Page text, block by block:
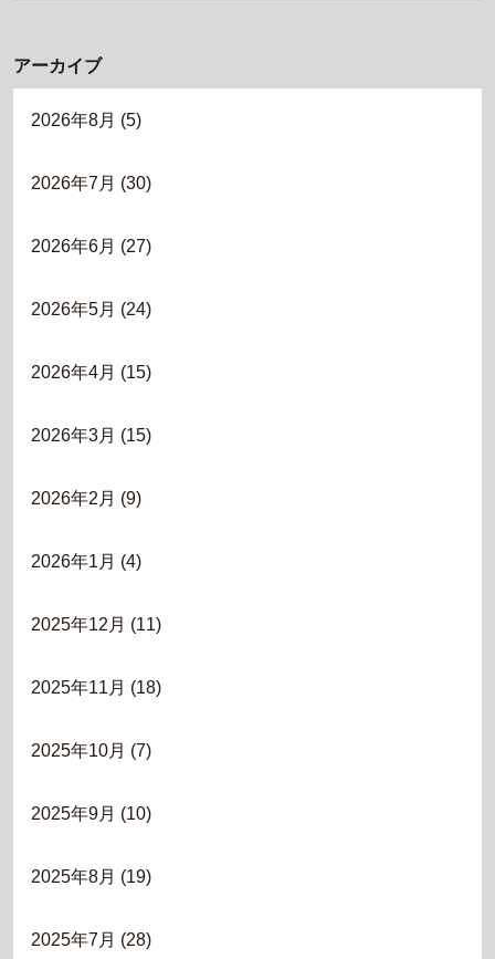
アーカイブ
2026年8月 (5)
2026年7月 (30)
2026年6月 (27)
2026年5月 (24)
2026年4月 (15)
2026年3月 (15)
2026年2月 (9)
2026年1月 (4)
2025年12月 (11)
2025年11月 (18)
2025年10月 (7)
2025年9月 (10)
2025年8月 (19)
2025年7月 (28)